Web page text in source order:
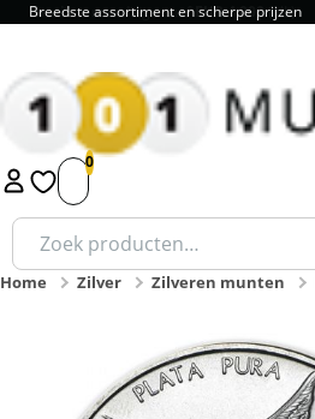
Breedste assortiment en scherpe prijzen
1 2 3 4 5 9.8
Zoeken
naar:
Home Zilver Zilveren munten